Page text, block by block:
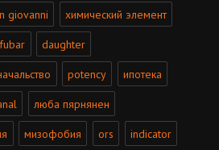
giovanni химический элемент
fubar daughter
potency ипотека
люба пярнянен
мизофобия ors indicator